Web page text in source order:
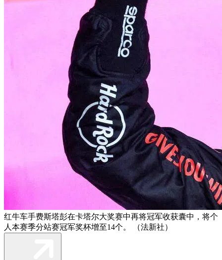
红牛车手费斯塔彭在卡塔尔大奖赛中再将冠军收获囊中，将个
人本赛季分站赛冠军奖杯增至14个。 （法新社）